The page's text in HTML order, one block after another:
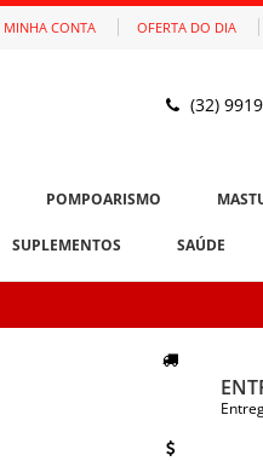
MINHA CONTA OFERTA DO DIA
(32)
POMPOARISMO
SUPLEMENTOS SAÚDE